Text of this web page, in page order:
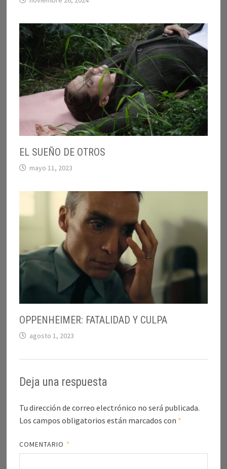
EL SUEÑO DE OTROS
mayo 11, 2023
OPPENHEIMER: FATALIDAD Y CULPA
agosto 1, 2023
Deja una respuesta
Tu dirección de correo electrónico no será publicada.
Los campos obligatorios están marcados con *
COMENTARIO *